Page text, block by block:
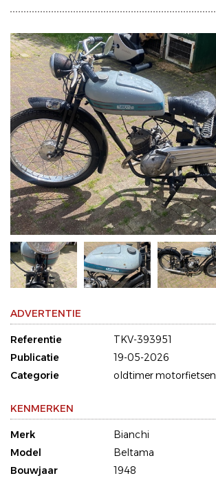
ADVERTENTIE
Referentie
TKV-393951
Publicatie
19-05-2026
Categorie
oldtimer motorfietsen
KENMERKEN
Merk
Bianchi
Model
Beltama
Bouwjaar
1948